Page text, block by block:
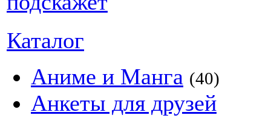
Каталог
Аниме и Манга (40)
Анкеты для друзей